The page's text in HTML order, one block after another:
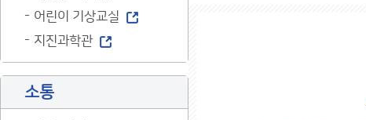
어린이 기상교실
지진과학관
소통